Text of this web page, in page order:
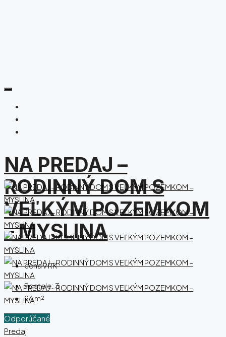
NA PREDAJ –
RODINNÝ DOM S
VEĽKÝM POZEMKOM
– MYSLINA
cena v RK
Postele: 3
96m²
Odporúčané
Predaj